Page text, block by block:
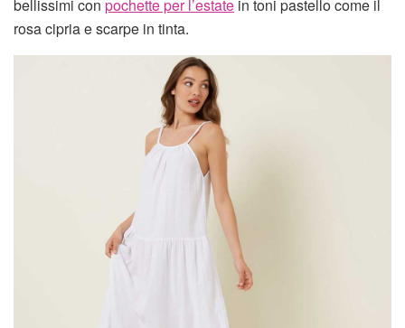
bellissimi con pochette per l’estate in toni pastello come il
rosa cipria e scarpe in tinta.